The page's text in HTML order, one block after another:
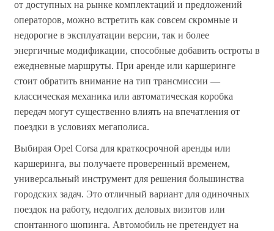
от доступных на рынке комплектаций и предложений
операторов, можно встретить как совсем скромные и
недорогие в эксплуатации версии, так и более
энергичные модификации, способные добавить остроты в
ежедневные маршруты. При аренде или каршеринге
стоит обратить внимание на тип трансмиссии —
классическая механика или автоматическая коробка
передач могут существенно влиять на впечатления от
поездки в условиях мегаполиса.
Выбирая Opel Corsa для краткосрочной аренды или
каршеринга, вы получаете проверенный временем,
универсальный инструмент для решения большинства
городских задач. Это отличный вариант для одиночных
поездок на работу, недолгих деловых визитов или
спонтанного шопинга. Автомобиль не претендует на